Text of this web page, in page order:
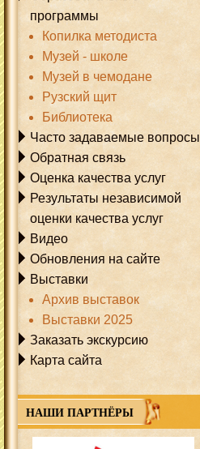
программы
Копилка методиста
Музей - школе
Музей в чемодане
Рузский щит
Библиотека
Часто задаваемые вопросы
Обратная связь
Оценка качества услуг
Результаты независимой
оценки качества услуг
Видео
Обновления на сайте
Выставки
Архив выставок
Выставки 2025
Заказать экскурсию
Карта сайта
НАШИ ПАРТНЁРЫ